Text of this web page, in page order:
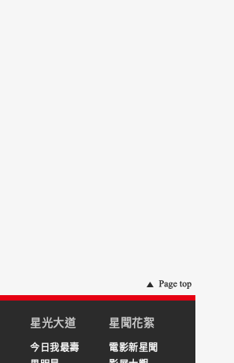
星光大道
今日我最壽
星聞花絮
電影新星聞